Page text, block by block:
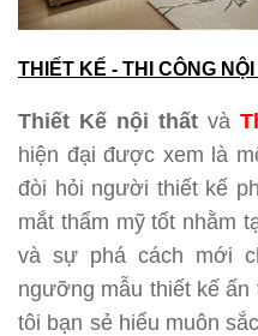
THIẾT KẾ - THI CÔNG
Thiết Kế nội thất và
hiện đại được xem là
đòi hỏi người thiết kế
mắt thẩm mỹ tốt nhằm
và sự phá cách mới
ngưỡng mẫu thiết kế
tôi bạn sẻ hiểu muôn